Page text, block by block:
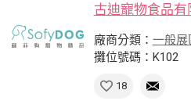
古迪寵物食品有
廠商分類： 一般展
攤位號碼：K102
18